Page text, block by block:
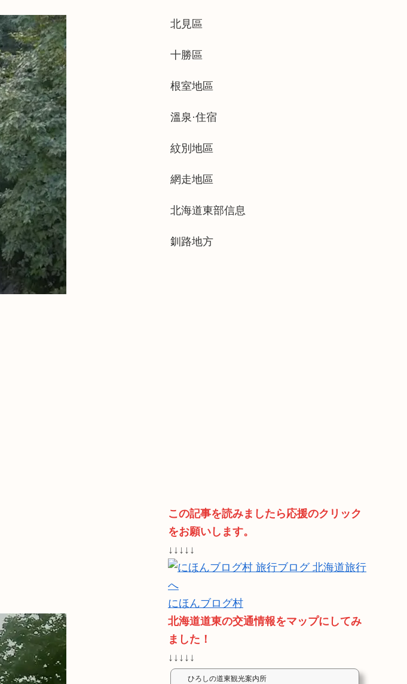
北見區
十勝區
根室地區
溫泉·住宿
紋別地區
網走地區
北海道東部信息
釧路地方
この記事を読みましたら応援のクリック
をお願いします。
↓↓↓↓↓
にほんブログ村
北海道道東の交通情報をマップにしてみ
ました！
↓↓↓↓↓
ひろしの道東観光案内所